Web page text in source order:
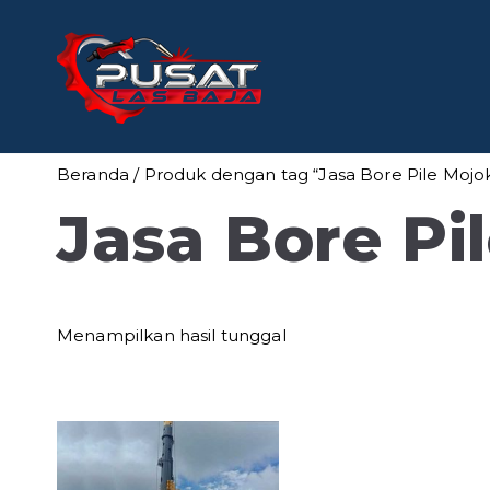
Beranda / Produk dengan tag “Jasa Bore Pile
Jasa Bore
Menampilkan hasil tunggal